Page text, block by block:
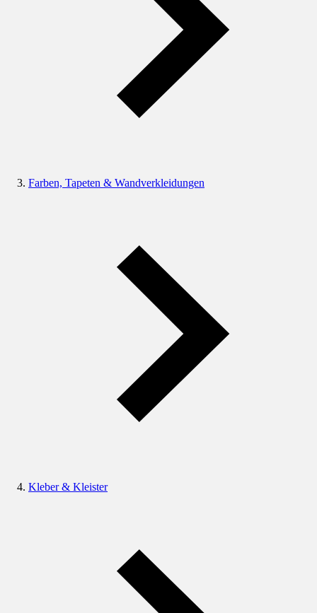
Farben, Tapeten & Wandverkleidungen
Kleber & Kleister